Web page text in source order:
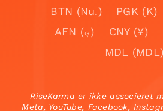
BTN (Nu.)
PGK (K)
AFN (؋)
CNY (¥)
MDL (MDL)
RiseKarma er ikke associeret
Meta, YouTube, Facebook,